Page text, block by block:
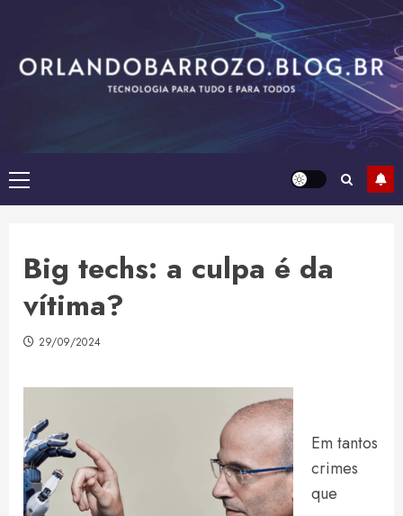
content
Primary
Menu
Big techs: a culpa é da
vítima?
29/09/2024
Em tantos
crimes
que